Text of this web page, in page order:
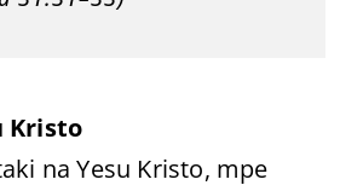
Kristo
na Yesu Kristo, mpe